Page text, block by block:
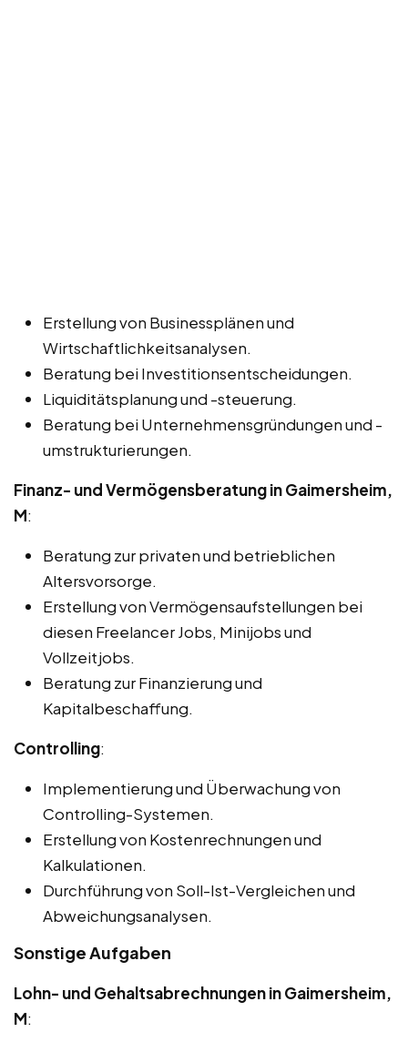
Erstellung von Businessplänen und
Wirtschaftlichkeitsanalysen.
Beratung bei Investitionsentscheidungen.
Liquiditätsplanung und -steuerung.
Beratung bei Unternehmensgründungen und -
umstrukturierungen.
Finanz- und Vermögensberatung in Gaimersheim,
M:
Beratung zur privaten und betrieblichen
Altersvorsorge.
Erstellung von Vermögensaufstellungen bei
diesen Freelancer Jobs, Minijobs und
Vollzeitjobs.
Beratung zur Finanzierung und
Kapitalbeschaffung.
Controlling:
Implementierung und Überwachung von
Controlling-Systemen.
Erstellung von Kostenrechnungen und
Kalkulationen.
Durchführung von Soll-Ist-Vergleichen und
Abweichungsanalysen.
Sonstige Aufgaben
Lohn- und Gehaltsabrechnungen in Gaimersheim,
M: